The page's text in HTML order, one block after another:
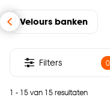
Velours banken
1 - 15 van 15 resultaten
Filters 0